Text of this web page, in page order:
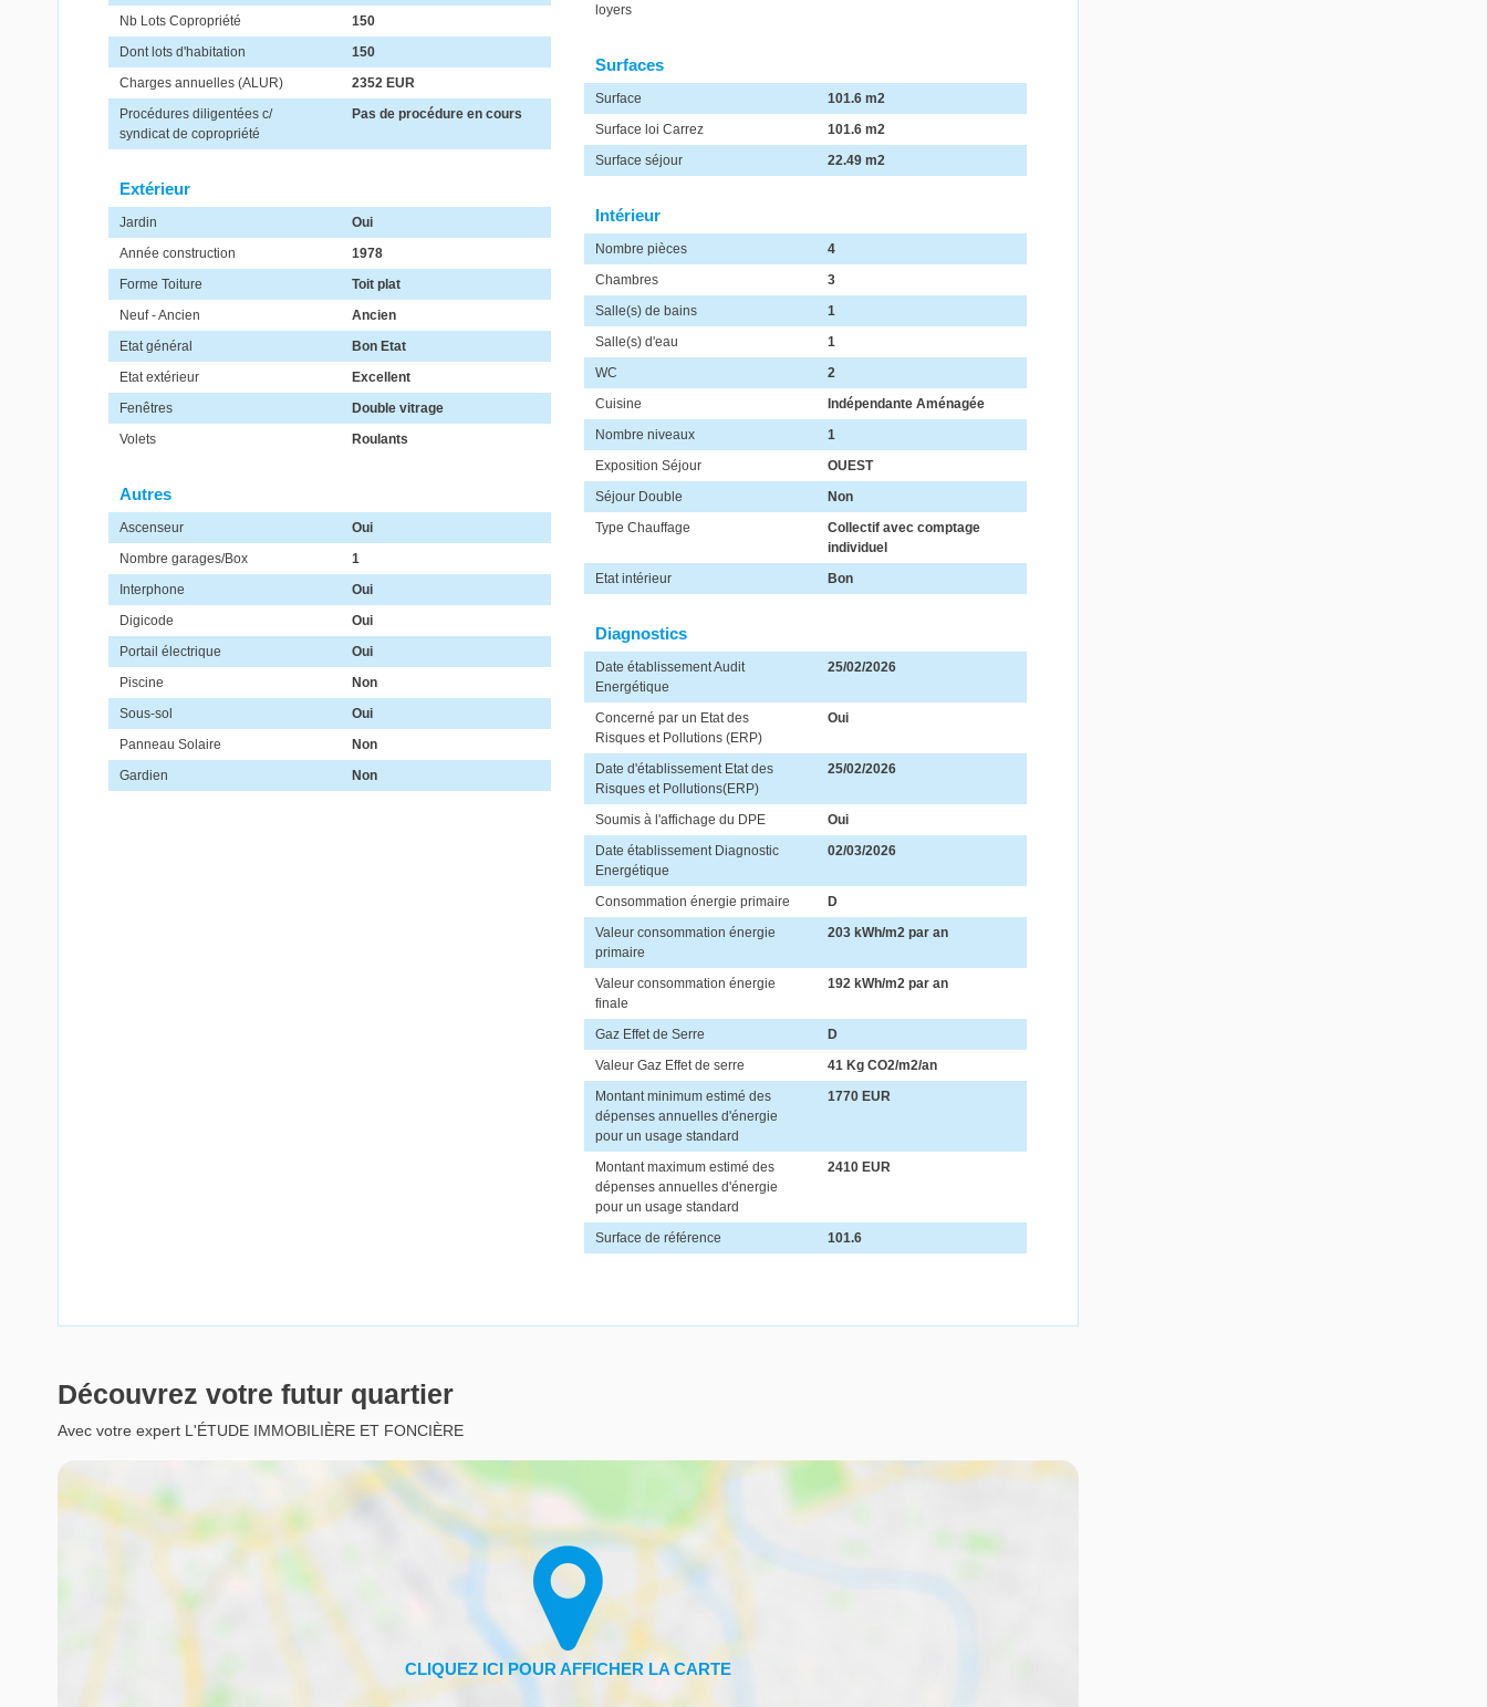
loyers
Nb Lots Copropriété
150
Dont lots d'habitation
150
Charges annuelles (ALUR)
2352 EUR
Procédures diligentées c/
syndicat de copropriété
Pas de procédure en cours
Surfaces
Surface
101.6 m2
Surface loi Carrez
101.6 m2
Surface séjour
22.49 m2
Extérieur
Jardin
Oui
Année construction
1978
Forme Toiture
Toit plat
Neuf - Ancien
Ancien
Etat général
Bon Etat
Etat extérieur
Excellent
Fenêtres
Double vitrage
Volets
Roulants
Intérieur
Nombre pièces
4
Chambres
3
Salle(s) de bains
1
Salle(s) d'eau
1
WC
2
Cuisine
Indépendante Aménagée
Nombre niveaux
1
Exposition Séjour
OUEST
Séjour Double
Non
Type Chauffage
Collectif avec comptage
individuel
Etat intérieur
Bon
Autres
Ascenseur
Oui
Nombre garages/Box
1
Interphone
Oui
Digicode
Oui
Portail électrique
Oui
Piscine
Non
Sous-sol
Oui
Panneau Solaire
Non
Gardien
Non
Diagnostics
Date établissement Audit
Energétique
25/02/2026
Concerné par un Etat des
Risques et Pollutions (ERP)
Oui
Date d'établissement Etat des
Risques et Pollutions(ERP)
25/02/2026
Soumis à l'affichage du DPE
Oui
Date établissement Diagnostic
Energétique
02/03/2026
Consommation énergie primaire
D
Valeur consommation énergie
primaire
203 kWh/m2 par an
Valeur consommation énergie
finale
192 kWh/m2 par an
Gaz Effet de Serre
D
Valeur Gaz Effet de serre
41 Kg CO2/m2/an
Montant minimum estimé des
dépenses annuelles d'énergie
pour un usage standard
1770 EUR
Montant maximum estimé des
dépenses annuelles d'énergie
pour un usage standard
2410 EUR
Surface de référence 101.6
Découvrez votre futur quartier
Avec votre expert L'ÉTUDE IMMOBILIÈRE ET FONCIÈRE